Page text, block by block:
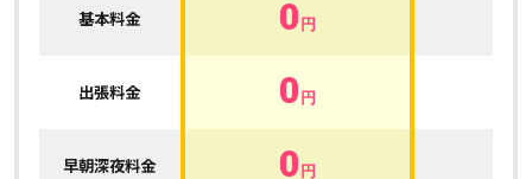
基本料金 0 円
出張料金 0 円
早朝深夜料金 0 円